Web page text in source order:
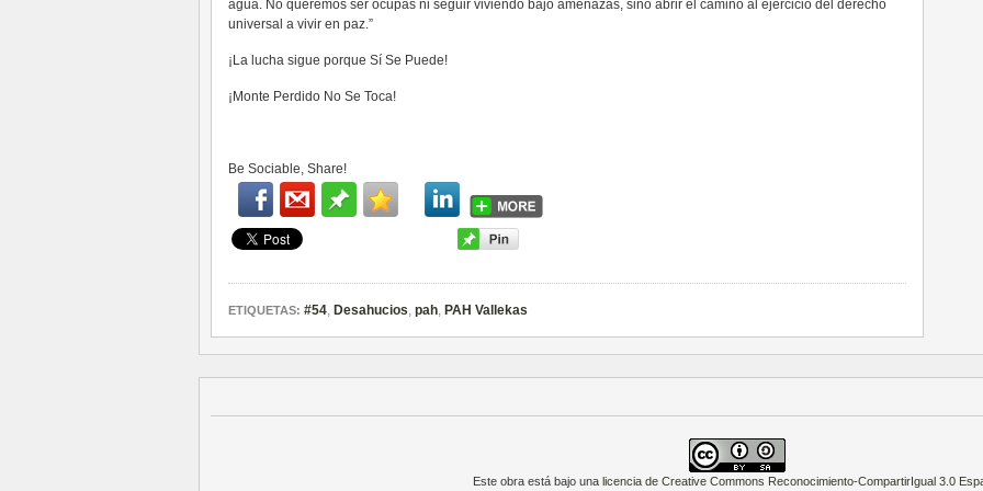
agua. No queremos ser ocupas ni seguir viviendo bajo amenazas, sino abrir el camino al ejercicio del derecho
universal a vivir en paz.”
¡La lucha sigue porque Sí Se Puede!
¡Monte Perdido No Se Toca!
Be Sociable, Share!
ETIQUETAS: #54, Desahucios, pah, PAH Vallekas
Este obra está bajo una licencia de Creative Commons Reconocimiento-CompartirIgual 3.0